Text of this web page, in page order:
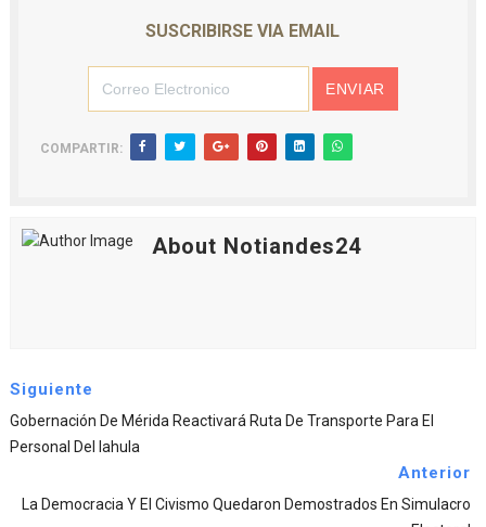
SUSCRIBIRSE VIA EMAIL
COMPARTIR:
About Notiandes24
Siguiente
Gobernación De Mérida Reactivará Ruta De Transporte Para El
Personal Del Iahula
Anterior
La Democracia Y El Civismo Quedaron Demostrados En Simulacro